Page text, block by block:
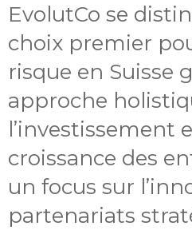
EvolutCo se
choix premier
risque en Suisse
approche
l’investissement
croissance des
un focus sur
partenariats